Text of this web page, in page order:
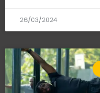
26/03/2024